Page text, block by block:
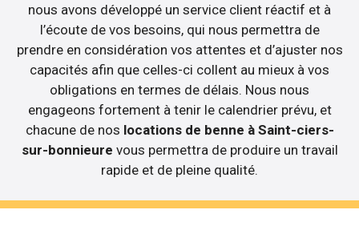
nous avons développé un service client réactif et à
l’écoute de vos besoins, qui nous permettra de
prendre en considération vos attentes et d’ajuster nos
capacités afin que celles-ci collent au mieux à vos
obligations en termes de délais. Nous nous
engageons fortement à tenir le calendrier prévu, et
chacune de nos locations de benne à Saint-ciers-
sur-bonnieure vous permettra de produire un travail
rapide et de pleine qualité.